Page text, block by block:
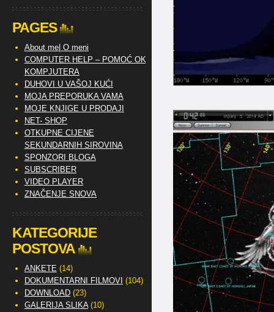
PAGES
About me| O meni
COMPUTER HELP – POMOĆ OKO
KOMPJUTERA
DUHOVI U VAŠOJ KUĆI
MOJA PREPORUKA VAMA
MOJE KNJIGE U PRODAJI
NET- SHOP
OTKUPNE CIJENE
SEKUNDARNIH SIROVINA
SPONZORI BLOGA
SUBSCRIBER
VIDEO PLAYER
ZNAČENJE SNOVA
KATEGORIJE
POSTOVA
ANKETE (14)
DOKUMENTARNI FILMOVI (104)
DOWNLOAD(23)
GALERIJA SLIKA(10)